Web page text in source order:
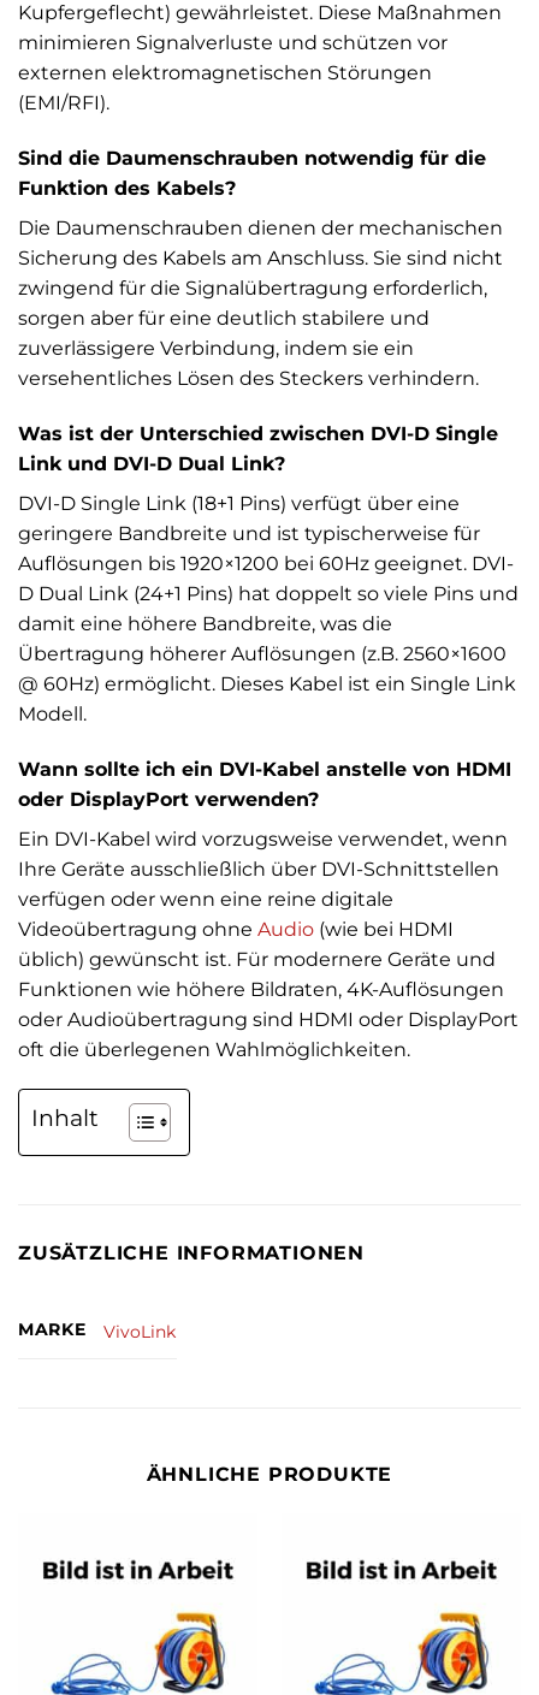
Kupfergeflecht) gewährleistet. Diese Maßnahmen
minimieren Signalverluste und schützen vor
externen elektromagnetischen Störungen
(EMI/RFI).
Sind die Daumenschrauben notwendig für die
Funktion des Kabels?
Die Daumenschrauben dienen der mechanischen
Sicherung des Kabels am Anschluss. Sie sind nicht
zwingend für die Signalübertragung erforderlich,
sorgen aber für eine deutlich stabilere und
zuverlässigere Verbindung, indem sie ein
versehentliches Lösen des Steckers verhindern.
Was ist der Unterschied zwischen DVI-D Single
Link und DVI-D Dual Link?
DVI-D Single Link (18+1 Pins) verfügt über eine
geringere Bandbreite und ist typischerweise für
Auflösungen bis 1920×1200 bei 60Hz geeignet. DVI-
D Dual Link (24+1 Pins) hat doppelt so viele Pins und
damit eine höhere Bandbreite, was die
Übertragung höherer Auflösungen (z.B. 2560×1600
@ 60Hz) ermöglicht. Dieses Kabel ist ein Single Link
Modell.
Wann sollte ich ein DVI-Kabel anstelle von HDMI
oder DisplayPort verwenden?
Ein DVI-Kabel wird vorzugsweise verwendet, wenn
Ihre Geräte ausschließlich über DVI-Schnittstellen
verfügen oder wenn eine reine digitale
Videoübertragung ohne Audio (wie bei HDMI
üblich) gewünscht ist. Für modernere Geräte und
Funktionen wie höhere Bildraten, 4K-Auflösungen
oder Audioübertragung sind HDMI oder DisplayPort
oft die überlegenen Wahlmöglichkeiten.
Inhalt
ZUSÄTZLICHE INFORMATIONEN
MARKE VivoLink
ÄHNLICHE PRODUKTE